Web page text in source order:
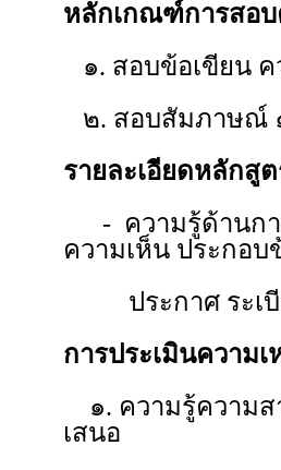
หลักเกณฑ์การสอ
๑. สอบข้อเขียน ค
๒. สอบสัมภาษณ์
รายละเอียดหลักสู
- ความรู้ด้านการ
ความเห็น ประกอบ
ประกาศ ระเบีย
การประเมินความ
๑. ความรู้ความส
เสนอ